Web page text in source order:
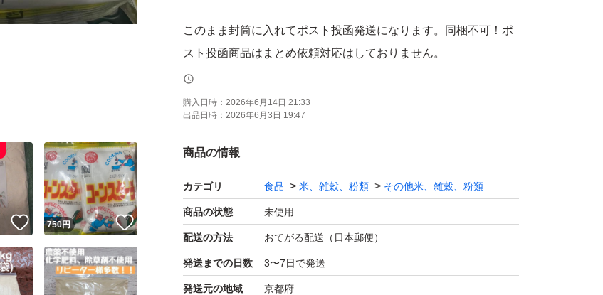
このまま封筒に入れてポスト投函発送になります。同梱不可！ポ
スト投函商品はまとめ依頼対応はしておりません。
値下げ対応しておりません。
土日祝の発送、メッセージの返信はできません。
あればそうでない時もありますので急ぐ方は他で購入してくださ
い。
購入日時： 2026年6月14日 21:33
出品日時： 2026年6月3日 19:47
商品の情報
カテゴリ 食品 米、雑穀、粉類 その他米、雑穀、粉類
商品の状態 未使用
配送の方法 おてがる配送（日本郵便）
発送までの日数 3〜7日で発送
発送元の地域 京都府
いいね！
750円 いいね！